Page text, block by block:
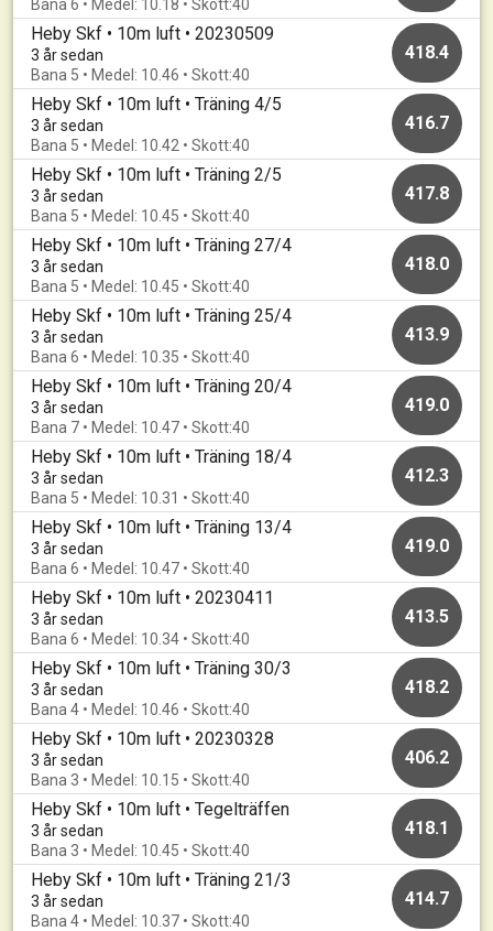
Bana 6 • Medel: 10.18 • Skott:40
Heby Skf • 10m luft • 20230509
3 år sedan
Bana 5 • Medel: 10.46 • Skott:40
418.4
Heby Skf • 10m luft • Träning 4/5
3 år sedan
Bana 5 • Medel: 10.42 • Skott:40
416.7
Heby Skf • 10m luft • Träning 2/5
3 år sedan
Bana 5 • Medel: 10.45 • Skott:40
417.8
Heby Skf • 10m luft • Träning 27/4
3 år sedan
Bana 5 • Medel: 10.45 • Skott:40
418.0
Heby Skf • 10m luft • Träning 25/4
3 år sedan
Bana 6 • Medel: 10.35 • Skott:40
413.9
Heby Skf • 10m luft • Träning 20/4
3 år sedan
Bana 7 • Medel: 10.47 • Skott:40
419.0
Heby Skf • 10m luft • Träning 18/4
3 år sedan
Bana 5 • Medel: 10.31 • Skott:40
412.3
Heby Skf • 10m luft • Träning 13/4
3 år sedan
Bana 6 • Medel: 10.47 • Skott:40
419.0
Heby Skf • 10m luft • 20230411
3 år sedan
Bana 6 • Medel: 10.34 • Skott:40
413.5
Heby Skf • 10m luft • Träning 30/3
3 år sedan
Bana 4 • Medel: 10.46 • Skott:40
418.2
Heby Skf • 10m luft • 20230328
3 år sedan
Bana 3 • Medel: 10.15 • Skott:40
406.2
Heby Skf • 10m luft • Tegelträffen
3 år sedan
Bana 3 • Medel: 10.45 • Skott:40
418.1
Heby Skf • 10m luft • Träning 21/3
3 år sedan
Bana 4 • Medel: 10.37 • Skott:40
414.7